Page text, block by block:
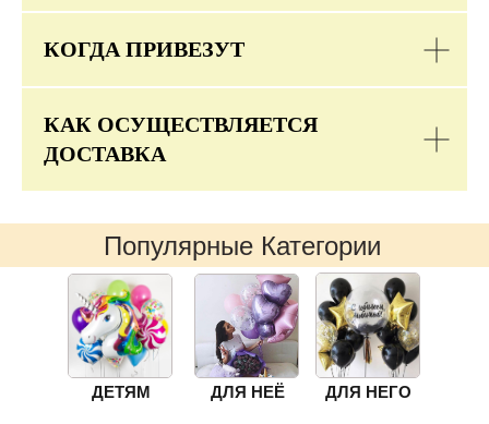
КОГДА ПРИВЕЗУТ
КАК ОСУЩЕСТВЛЯЕТСЯ
ДОСТАВКА
Популярные Категории
ДЛЯ НЕЁ ДЛЯ НЕГО
ДЕТЯМ